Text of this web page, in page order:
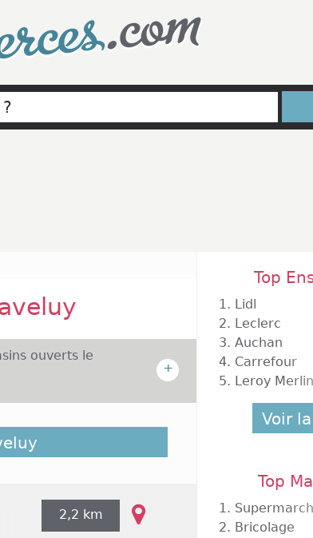
.com
ouverts le
+
le dimanche à Haveluy
au plus éloigné du
2,2 km
Top
1. Lidl
2. Leclerc
3. Auchan
4. Carrefour
5. Leroy Merlin
Voir
Top
1.
2. Bricolage